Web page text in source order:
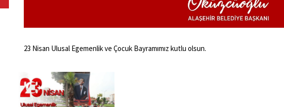
23 Nisan Ulusal Egemenlik ve Çocuk Bayramımız kutlu olsun.